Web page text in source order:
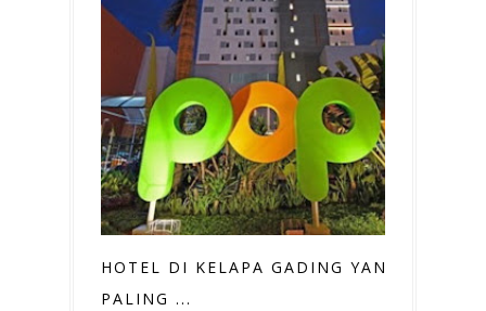
HOTEL DI KELAPA GADING YANG
PALING ...